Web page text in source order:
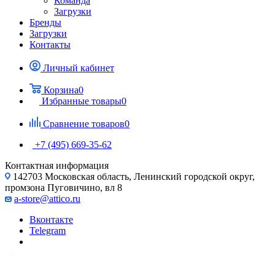
Загрузки
Бренды
Загрузки
Контакты
Личный кабинет
Корзина0
Избранные товары0
Сравнение товаров0
+7 (495) 669-35-62
Контактная информация
142703 Московская область, Ленинский городской округ,
промзона Пуговичино, вл 8
a-store@attico.ru
Вконтакте
Telegram